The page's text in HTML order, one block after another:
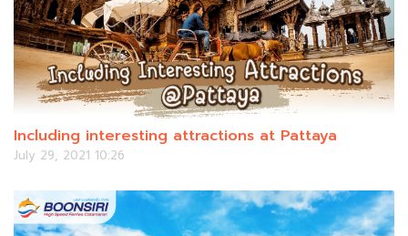
Including interesting attractions at Pattaya
July 29, 2021 10:26